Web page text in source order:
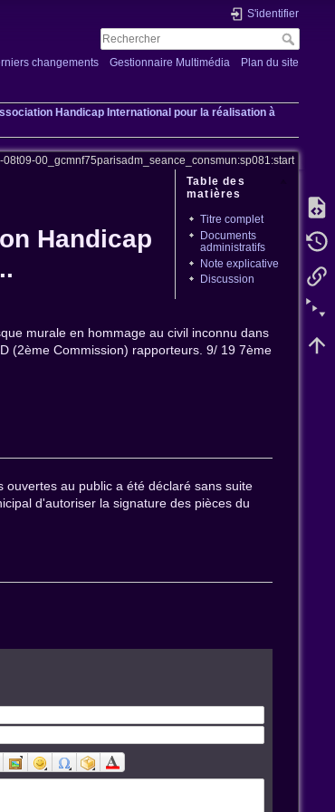
S'identifier
changements Gestionnaire Multimédia Plan du site
Handicap International pour la réalisation à
00_gcmnf75parisadm_seance_consmun:sp081:start
Table des
matières
Titre complet
Documents
administratifs
Note explicative
Discussion
Handicap
murale en hommage au civil inconnu dans
(2ème Commission) rapporteurs. 9/ 19 7ème
au public a été déclaré sans suite
d'autoriser la signature des pièces du